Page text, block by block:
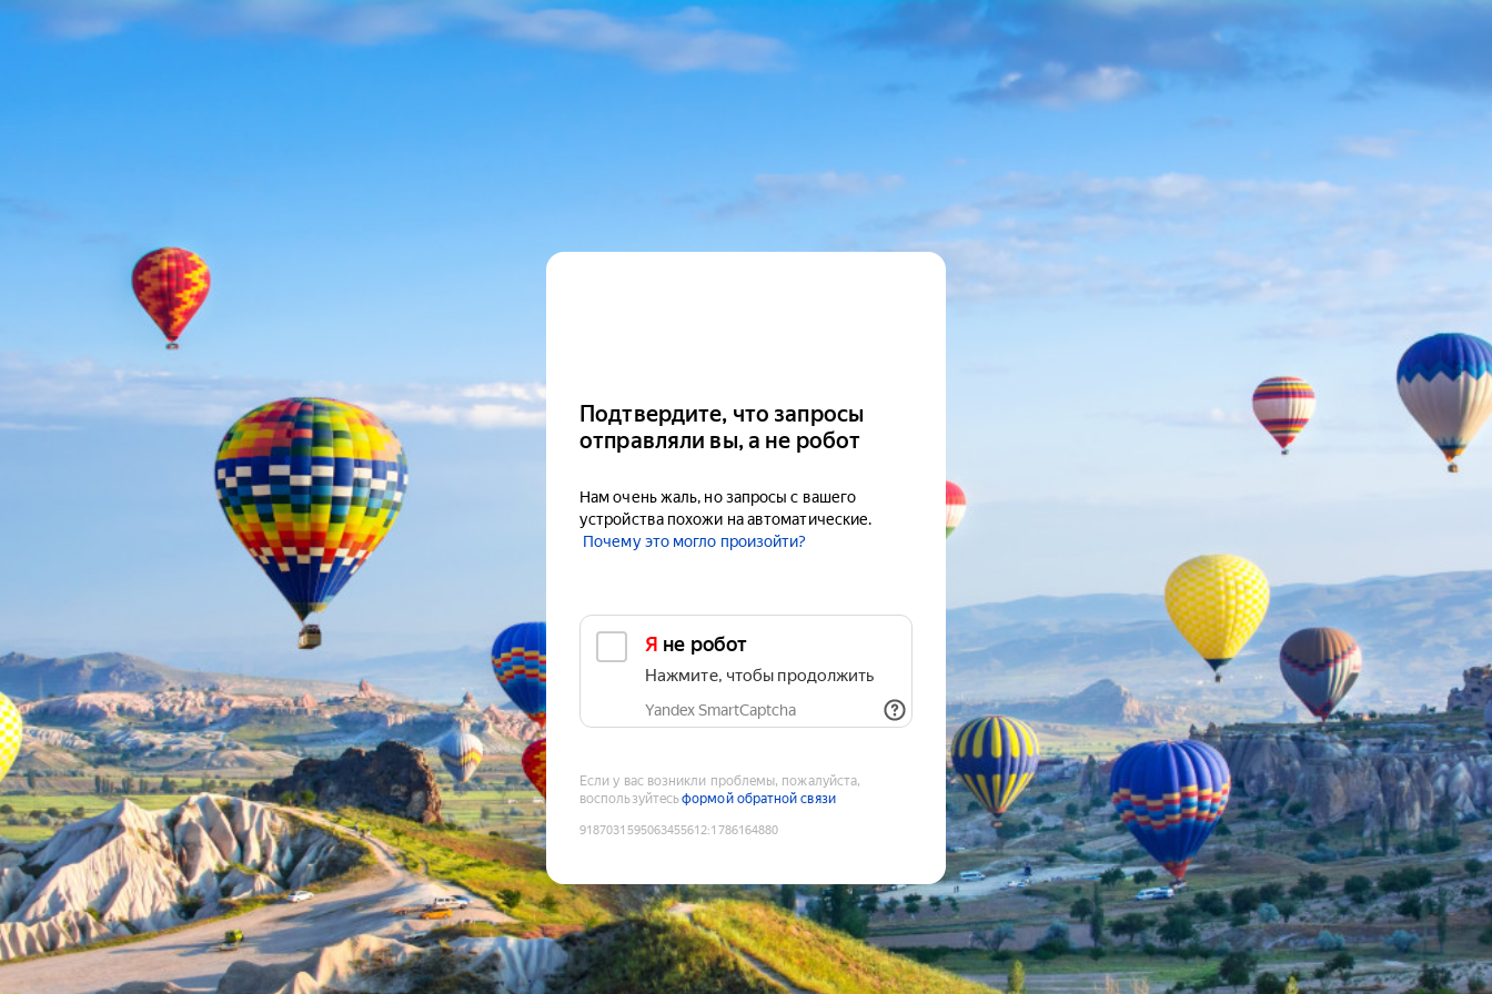
Подтвердите, что запросы
отправляли вы, а не робот
Нам очень жаль, но запросы с вашего
устройства похожи на автоматические.
Почему это могло произойти?
Я не робот
Нажмите, чтобы продолжить
Yandex SmartCaptcha
Если у вас возникли проблемы, пожалуйста,
воспользуйтесьформой обратной связи
9187031595063455612:1786164880